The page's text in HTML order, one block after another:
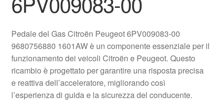
Contatto
Il mio account
Pagamenti
Politica sulla riservatezza
Pedale del Gas Citroën Peugeot 6PV009083-00
9680756880 1601AW è un componente essenziale per il
funzionamento dei veicoli Citroën e Peugeot. Questo
ricambio è progettato per garantire una risposta precisa
e reattiva dell’acceleratore, migliorando così
l’esperienza di guida e la sicurezza del conducente.